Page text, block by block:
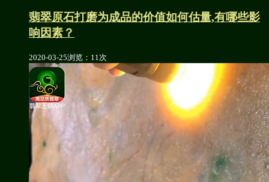
翡翠原石打磨为成品的价值如何估量,有哪些影
响因素？
2020-03-25浏览：11次